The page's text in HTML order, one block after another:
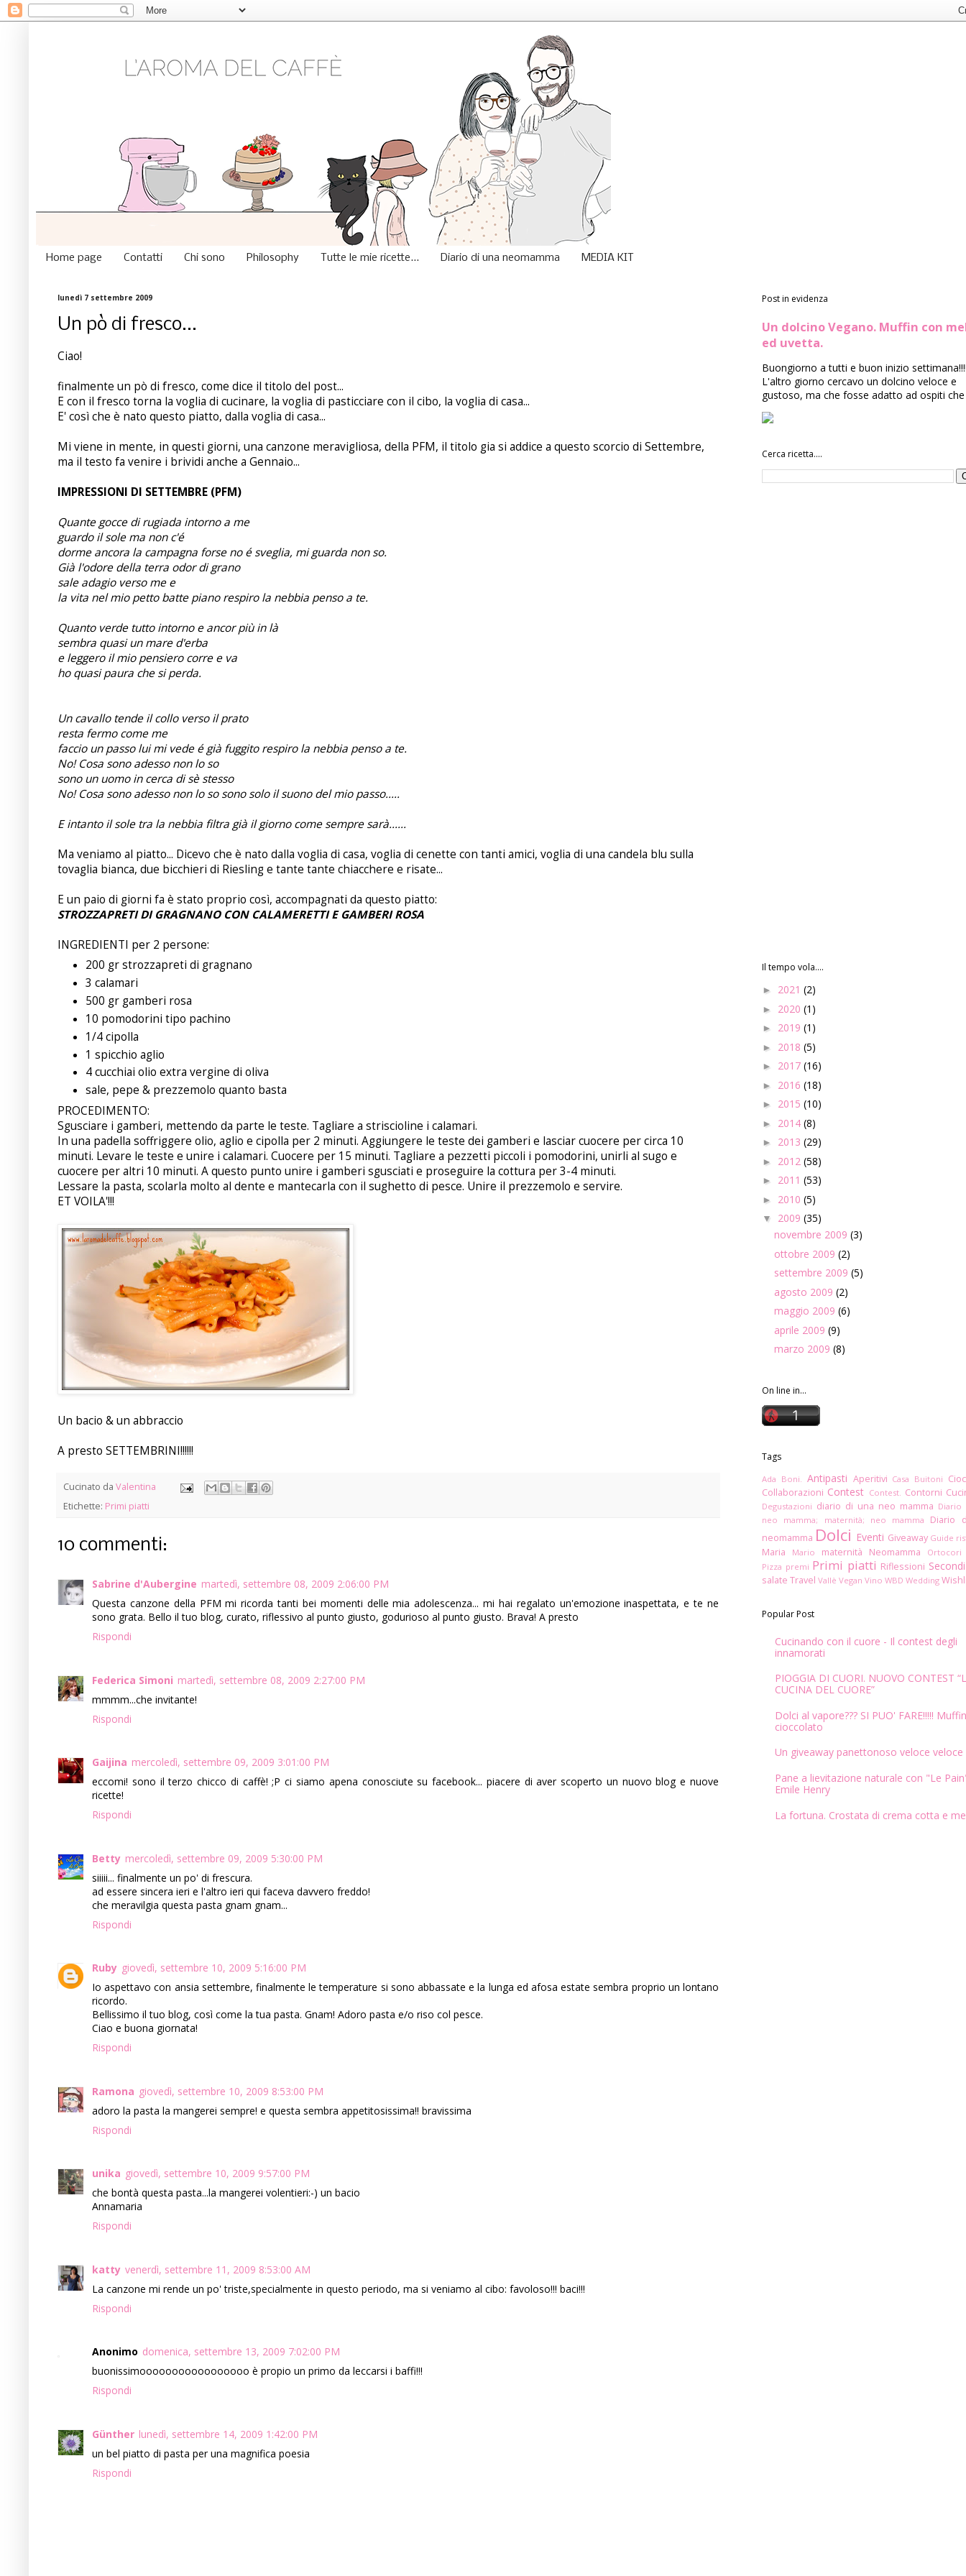
Home page Contatti Chi sono Philosophy Tutte le mie ricette... Diario di una neomamma MEDIA KIT
lunedì 7 settembre 2009
Un pò di fresco...
Ciao!
finalmente un pò di fresco, come dice il titolo del post...
E con il fresco torna la voglia di cucinare, la voglia di pasticciare con il cibo, la voglia di casa...
E' così che è nato questo piatto, dalla voglia di casa...
Mi viene in mente, in questi giorni, una canzone meravigliosa, della PFM, il titolo gia si addice a questo scorcio di Settembre,
ma il testo fa venire i brividi anche a Gennaio...
IMPRESSIONI DI SETTEMBRE (PFM)
Quante gocce di rugiada intorno a me
guardo il sole ma non c'é
dorme ancora la campagna forse no é sveglia, mi guarda non so.
Già l'odore della terra odor di grano
sale adagio verso me e
la vita nel mio petto batte piano respiro la nebbia penso a te.
Quanto verde tutto intorno e ancor più in là
sembra quasi un mare d'erba
e leggero il mio pensiero corre e va
ho quasi paura che si perda.
Un cavallo tende il collo verso il prato
resta fermo come me
faccio un passo lui mi vede é già fuggito respiro la nebbia penso a te.
No! Cosa sono adesso non lo so
sono un uomo in cerca di sè stesso
No! Cosa sono adesso non lo so sono solo il suono del mio passo.....
E intanto il sole tra la nebbia filtra già il giorno come sempre sarà......
Ma veniamo al piatto... Dicevo che è nato dalla voglia di casa, voglia di cenette con tanti amici, voglia di una candela blu sulla
tovaglia bianca, due bicchieri di Riesling e tante tante chiacchere e risate...
E un paio di giorni fa è stato proprio così, accompagnati da questo piatto:
STROZZAPRETI DI GRAGNANO CON CALAMERETTI E GAMBERI ROSA
INGREDIENTI per 2 persone:
200 gr strozzapreti di gragnano
3 calamari
500 gr gamberi rosa
10 pomodorini tipo pachino
1/4 cipolla
1 spicchio aglio
4 cucchiai olio extra vergine di oliva
sale, pepe & prezzemolo quanto basta
PROCEDIMENTO:
Sgusciare i gamberi, mettendo da parte le teste. Tagliare a striscioline i calamari.
In una padella soffriggere olio, aglio e cipolla per 2 minuti. Aggiungere le teste dei gamberi e lasciar cuocere per circa 10
minuti. Levare le teste e unire i calamari. Cuocere per 15 minuti. Tagliare a pezzetti piccoli i pomodorini, unirli al sugo e
cuocere per altri 10 minuti. A questo punto unire i gamberi sgusciati e proseguire la cottura per 3-4 minuti.
Lessare la pasta, scolarla molto al dente e mantecarla con il sughetto di pesce. Unire il prezzemolo e servire.
ET VOILA'!!!
Un bacio & un abbraccio
A presto SETTEMBRINI!!!!!!
Cucinato da Valentina
Etichette: Primi piatti
10 commenti:
Sabrine d'Aubergine martedì, settembre 08, 2009 2:06:00 PM
Questa canzone della PFM mi ricorda tanti bei momenti delle mia adolescenza... mi hai regalato un'emozione inaspettata, e te ne
sono grata. Bello il tuo blog, curato, riflessivo al punto giusto, godurioso al punto giusto. Brava! A presto
Rispondi
Federica Simoni martedì, settembre 08, 2009 2:27:00 PM
mmmm...che invitante!
Rispondi
Gaijina mercoledì, settembre 09, 2009 3:01:00 PM
eccomi! sono il terzo chicco di caffè! ;P ci siamo apena conosciute su facebook... piacere di aver scoperto un nuovo blog e nuove
ricette!
Rispondi
Betty mercoledì, settembre 09, 2009 5:30:00 PM
siiiii... finalmente un po' di frescura.
ad essere sincera ieri e l'altro ieri qui faceva davvero freddo!
che meravilgia questa pasta gnam gnam...
Rispondi
Ruby giovedì, settembre 10, 2009 5:16:00 PM
Io aspettavo con ansia settembre, finalmente le temperature si sono abbassate e la lunga ed afosa estate sembra proprio un lontano
ricordo.
Bellissimo il tuo blog, così come la tua pasta. Gnam! Adoro pasta e/o riso col pesce.
Ciao e buona giornata!
Rispondi
Ramona giovedì, settembre 10, 2009 8:53:00 PM
adoro la pasta la mangerei sempre! e questa sembra appetitosissima!! bravissima
Rispondi
unika giovedì, settembre 10, 2009 9:57:00 PM
che bontà questa pasta...la mangerei volentieri:-) un bacio
Annamaria
Rispondi
katty venerdì, settembre 11, 2009 8:53:00 AM
La canzone mi rende un po' triste,specialmente in questo periodo, ma si veniamo al cibo: favoloso!!! baci!!!
Rispondi
Anonimo domenica, settembre 13, 2009 7:02:00 PM
buonissimooooooooooooooooo è propio un primo da leccarsi i baffi!!!
Rispondi
Günther lunedì, settembre 14, 2009 1:42:00 PM
un bel piatto di pasta per una magnifica poesia
Rispondi
Post in evidenza
Un dolcino Vegano. Muffin con
ed uvetta.
Buongiorno a tutti e buon inizio
L'altro giorno cercavo un dolcino veloce e
gustoso, ma che fosse adatto ad ospiti che
Cerca ricetta....
Il tempo vola....
► 2021 (2)
► 2020 (1)
► 2019 (1)
► 2018 (5)
► 2017 (16)
► 2016 (18)
► 2015 (10)
► 2014 (8)
► 2013 (29)
► 2012 (58)
► 2011 (53)
► 2010 (5)
▼ 2009 (35)
novembre 2009 (3)
ottobre 2009 (2)
settembre 2009 (5)
agosto 2009 (2)
maggio 2009 (6)
aprile 2009 (9)
marzo 2009 (8)
On line in...
Tags
Ada Boni. Antipasti Aperitivi Casa Buitoni
Collaborazioni Contest Contest. Contorni
Degustazioni diario di una neo mamma Diario
neo mamma; maternità; neo mamma
Diario
neomamma Dolci Eventi Giveaway Guide
Maria Mario maternità Neomamma
Ortocori
Pizza premi Primi piatti Riflessioni Secondi
salate Travel Vallè Vegan Vino WBD Wedding
Popular Post
Cucinando con il cuore - Il contest degli
innamorati
PIOGGIA DI CUORI. NUOVO CONTEST
CUCINA DEL CUORE”
Dolci al vapore??? SI PUO' FARE!!!!!
cioccolato
Un giveaway panettonoso veloce veloce
Pane a lievitazione naturale con "Le
Emile Henry
La fortuna. Crostata di crema cotta e